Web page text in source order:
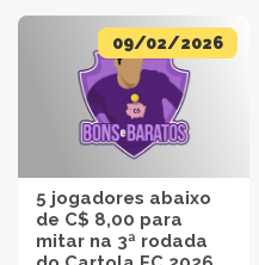
09/02/2026
5 jogadores abaixo
de C$ 8,00 para
mitar na 3ª rodada